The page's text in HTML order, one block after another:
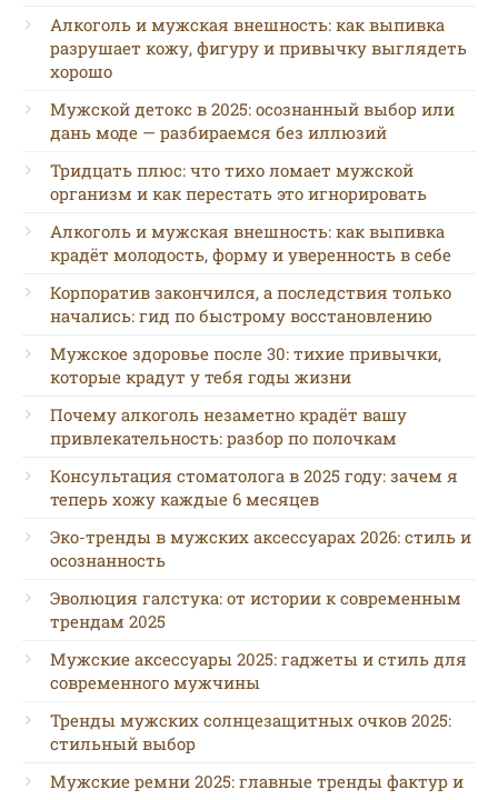
Алкоголь и мужская внешность: как выпивка
разрушает кожу, фигуру и привычку выглядеть
хорошо
Мужской детокс в 2025: осознанный выбор или
дань моде — разбираемся без иллюзий
Тридцать плюс: что тихо ломает мужской
организм и как перестать это игнорировать
Алкоголь и мужская внешность: как выпивка
крадёт молодость, форму и уверенность в себе
Корпоратив закончился, а последствия только
начались: гид по быстрому восстановлению
Мужское здоровье после 30: тихие привычки,
которые крадут у тебя годы жизни
Почему алкоголь незаметно крадёт вашу
привлекательность: разбор по полочкам
Консультация стоматолога в 2025 году: зачем я
теперь хожу каждые 6 месяцев
Эко-тренды в мужских аксессуарах 2026: стиль и
осознанность
Эволюция галстука: от истории к современным
трендам 2025
Мужские аксессуары 2025: гаджеты и стиль для
современного мужчины
Тренды мужских солнцезащитных очков 2025:
стильный выбор
Мужские ремни 2025: главные тренды фактур и